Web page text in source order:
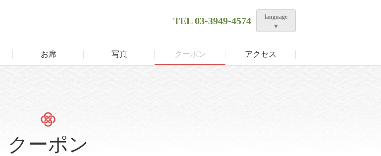
TEL03-3949-4574 language
お席 写真 クーポン アクセス
クーポン